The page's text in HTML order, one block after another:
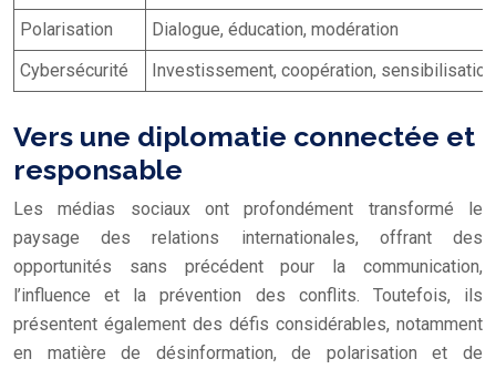
Polarisation
Dialogue, éducation, modération
Cybersécurité
Investissement, coopération, sensibilisation
Vers une diplomatie connectée et
responsable
Les médias sociaux ont profondément transformé le
paysage des relations internationales, offrant des
opportunités sans précédent pour la communication,
l’influence et la prévention des conflits. Toutefois, ils
présentent également des défis considérables, notamment
en matière de désinformation, de polarisation et de